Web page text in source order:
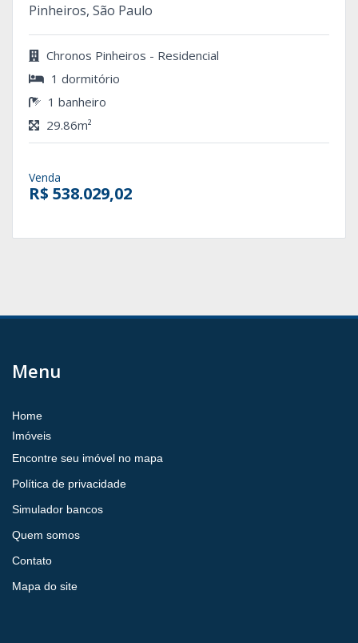
Pinheiros, São Paulo
Chronos Pinheiros - Residencial
1 dormitório
1 banheiro
29.86m²
Venda
R$ 538.029,02
Menu
Home
Imóveis
Encontre seu imóvel no mapa
Política de privacidade
Simulador bancos
Quem somos
Contato
Mapa do site